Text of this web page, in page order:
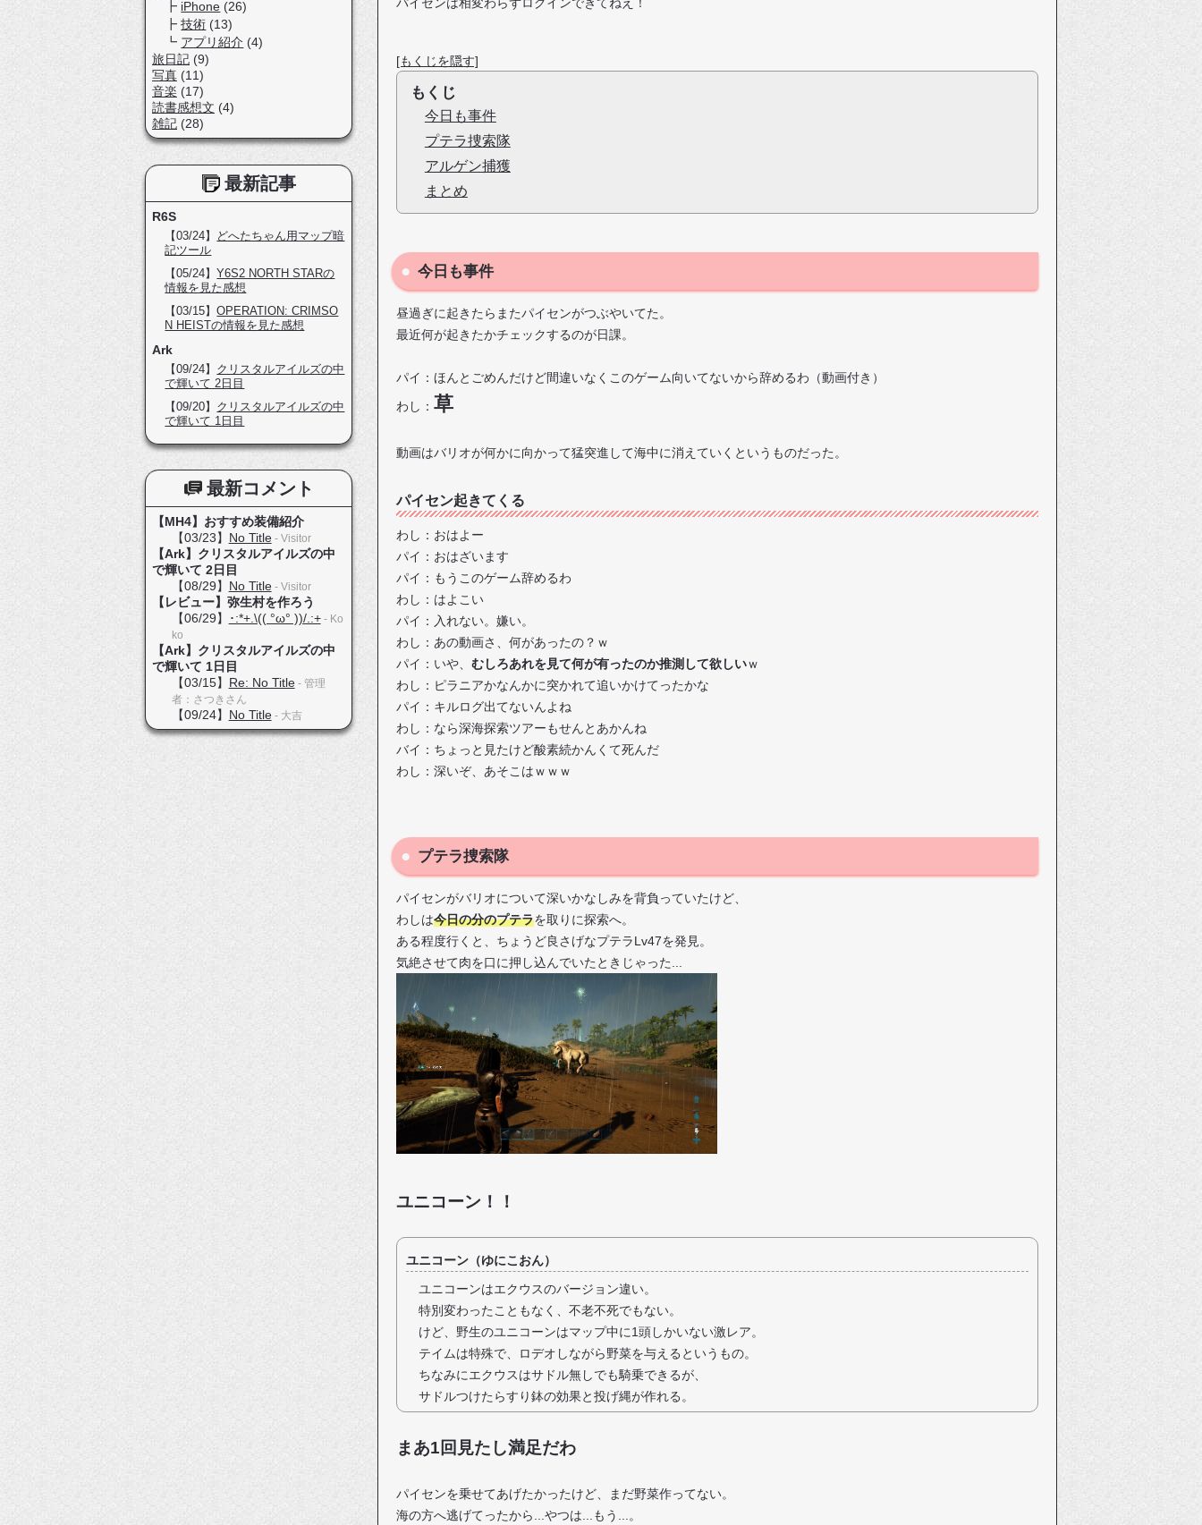
[もくじを隠す]
もくじ
今日も事件
プテラ捜索隊
アルゲン捕獲
まとめ
今日も事件
昼過ぎに起きたらまたパイセンがつぶやいてた。
最近何が起きたかチェックするのが日課。
パイ：ほんとごめんだけど間違いなくこのゲーム向いてないから辞めるわ（動画付き）
わし： 草
動画はバリオが何かに向かって猛突進して海中に消えていくというものだった。
パイセン起きてくる
わし：おはよー
パイ：おはざいます
パイ：もうこのゲーム辞めるわ
わし：はよこい
パイ：入れない。嫌い。
わし：あの動画さ、何があったの？ｗ
パイ：いや、 むしろあれを見て何が有ったのか推測して欲しいｗ
わし：ピラニアかなんかに突かれて追いかけてったかな
パイ：キルログ出てないんよね
わし：なら深海探索ツアーもせんとあかんね
バイ：ちょっと見たけど酸素続かんくて死んだ
わし：深いぞ、あそこはｗｗｗ
プテラ捜索隊
パイセンがバリオについて深いかなしみを背負っていたけど、
わしは今日の分のプテラを取りに探索へ。
ある程度行くと、ちょうど良さげなプテラLv47を発見。
気絶させて肉を口に押し込んでいたときじゃった...
ユニコーン！！
ユニコーン（ゆにこおん）
ユニコーンはエクウスのバージョン違い。
特別変わったこともなく、不老不死でもない。
けど、野生のユニコーンはマップ中に1頭しかいない激レア。
テイムは特殊で、ロデオしながら野菜を与えるというもの。
ちなみにエクウスはサドル無しでも騎乗できるが、
サドルつけたらすり鉢の効果と投げ縄が作れる。
まあ1回見たし満足だわ
パイセンを乗せてあげたかったけど、まだ野菜作ってない。
海の方へ逃げてったから...やつは...もう...。
iPhone (26)
技術 (13)
アプリ紹介 (4)
旅日記 (9)
写真 (11)
音楽 (17)
読書感想文 (4)
雑記 (28)
最新記事
R6S
【03/24】
どへたちゃん用マップ暗
記ツール
【05/24】Y6S2 NORTH STARの
情報を見た感想
【03/15】OPERATION: CRIMSO
N HEISTの情報を見た感想
Ark
【09/24】 クリスタルアイルズの中
で輝いて 2日目
【09/20】 クリスタルアイルズの中
で輝いて 1日目
最新コメント
【MH4】おすすめ装備紹介
【03/23】 No Title- Visitor
【Ark】クリスタルアイルズの中
で輝いて 2日目
【08/29】 No Title- Visitor
【レビュー】弥生村を作ろう
【06/29】
･:*+.\(( °ω° ))/.:+- Ko
ko
【Ark】クリスタルアイルズの中
で輝いて 1日目
【03/15】 Re: No Title- 管理
者：さつきさん
【09/24】 No Title- 大吉